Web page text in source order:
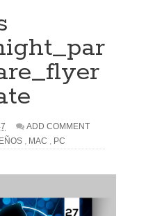
ADD COMMENT
, MAC , PC